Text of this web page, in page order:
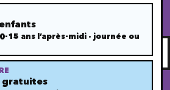
à tout moment, sans préavis. Les
dès leur mise en ligne.
Retour à la page d'accueil
la page d'accueil
15 ans l’après-midi · journée ou
gratuites